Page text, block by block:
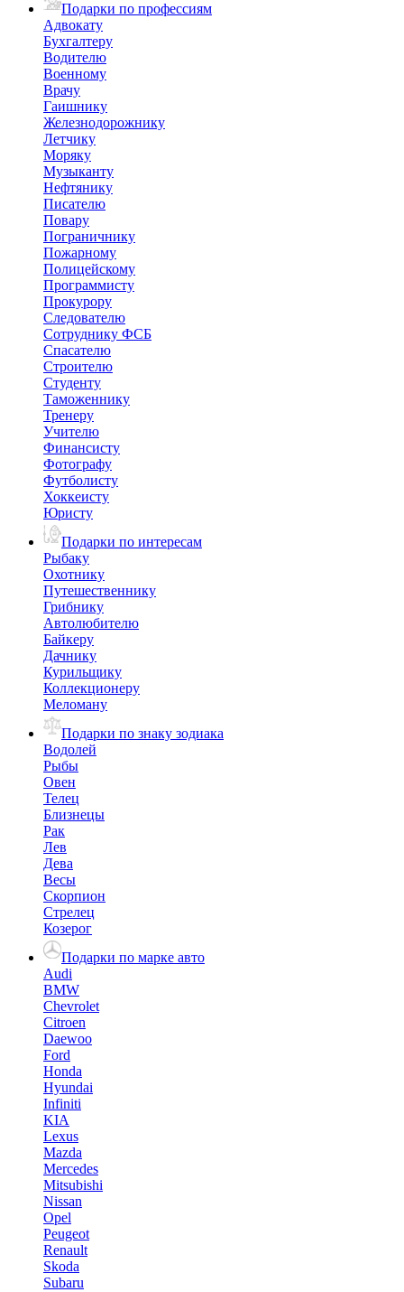
Подарки по профессиям
Адвокату
Бухгалтеру
Водителю
Военному
Врачу
Гаишнику
Железнодорожнику
Летчику
Моряку
Музыканту
Нефтянику
Писателю
Повару
Пограничнику
Пожарному
Полицейскому
Программисту
Прокурору
Следователю
Сотруднику ФСБ
Спасателю
Строителю
Студенту
Таможеннику
Тренеру
Учителю
Финансисту
Фотографу
Футболисту
Хоккеисту
Юристу
Подарки по интересам
Рыбаку
Охотнику
Путешественнику
Грибнику
Автолюбителю
Байкеру
Дачнику
Курильщику
Коллекционеру
Меломану
Подарки по знаку зодиака
Водолей
Рыбы
Овен
Телец
Близнецы
Рак
Лев
Дева
Весы
Скорпион
Стрелец
Козерог
Подарки по марке авто
Audi
BMW
Chevrolet
Citroen
Daewoo
Ford
Honda
Hyundai
Infiniti
KIA
Lexus
Mazda
Mercedes
Mitsubishi
Nissan
Opel
Peugeot
Renault
Skoda
Subaru